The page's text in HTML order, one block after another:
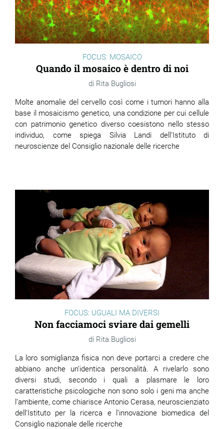
FOCUS: MOSAICO
Quando il mosaico è dentro di noi
Rita Bugliosi
Molte anomalie del cervello così come i tumori hanno alla
base il mosaicismo genetico, una condizione per cui cellule
con patrimonio genetico diverso coesistono nello stesso
individuo, come spiega Silvia Landi dell’Istituto di
neuroscienze del Consiglio nazionale delle ricerche
FOCUS: UGUALI MA DIVERSI
Non facciamoci sviare dai gemelli
Rita Bugliosi
La loro somiglianza fisica non deve portarci a credere che
abbiano anche un’identica personalità. A rivelarlo sono
diversi studi, secondo i quali a plasmare le loro
caratteristiche psicologiche non sono solo i geni ma anche
l’ambiente, come chiarisce Antonio Cerasa, neuroscienziato
dell’Istituto per la ricerca e l’innovazione biomedica del
Consiglio nazionale delle ricerche